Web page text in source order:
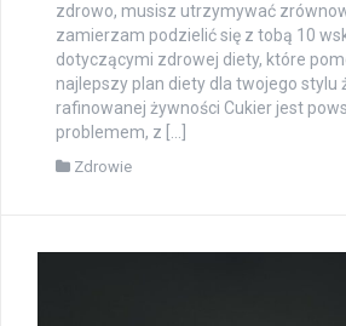
zdrowo, musisz utrzymywać
zamierzam podzielić się z tobą 10
dotyczącymi zdrowej diety, które
najlepszy plan diety dla twojego stylu
rafinowanej żywności Cukier jest
problemem, z […]
Zdrowie